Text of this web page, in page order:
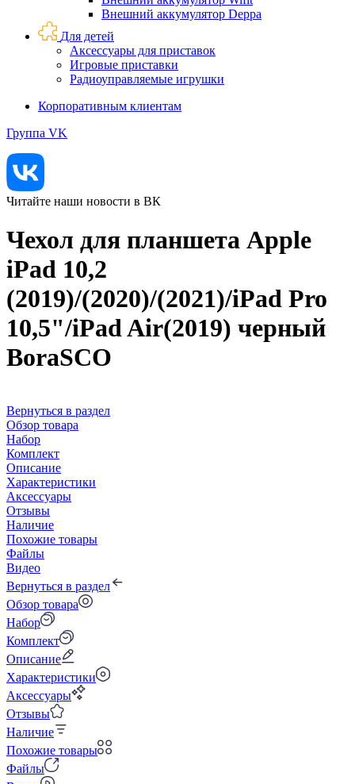
Внешний аккумулятор Deppa
Для детей
Аксессуары для приставок
Игровые приставки
Радиоуправляемые игрушки
Корпоративным клиентам
Группа VK
Читайте наши новости в ВК
Чехол для планшета Apple
iPad 10,2
(2019)/(2020)/(2021)/iPad Pro
10,5"/iPad Air(2019) черный
BoraSCO
Вернуться в раздел
Обзор товара
Набор
Комплект
Описание
Характеристики
Аксессуары
Отзывы
Наличие
Похожие товары
Файлы
Видео
Вернуться в раздел
Обзор товара
Набор
Комплект
Описание
Характеристики
Аксессуары
Отзывы
Наличие
Похожие товары
Файлы